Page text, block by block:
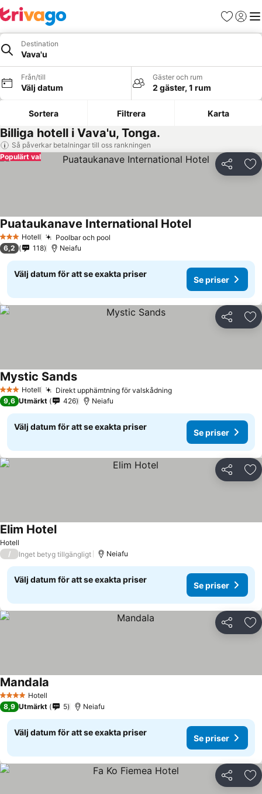
Favoriter
Logga
Destination
Vava'u
Från/till
Välj datum
Gäster och rum
2 gäster, 1 rum
Sortera Filtrera Karta
Billiga hotell i Vava'u, Tonga.
Så påverkar betalningar till oss rankningen
Dela
Populärt val
3 StjärnorHotell Poolbar och pool
Puataukanave International Hotel
6,2 118 Neiafu
Välj datum för att se exakta priser
Se priser
Dela
3 StjärnorHotell Direkt upphämtning för valskådning
Mystic Sands
9,6 Utmärkt 426 Neiafu
Välj datum för att se exakta priser
Se priser
Dela
Hotell
Elim Hotel
/ Inget betyg tillgängligt Neiafu
Välj datum för att se exakta priser
Se priser
Dela
4 StjärnorHotell
Mandala
8,9 Utmärkt 5 Neiafu
Välj datum för att se exakta priser
Se priser
Dela